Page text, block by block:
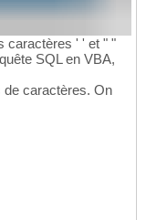
caractères ' ' et " "
SQL en VBA,
de caractères. On